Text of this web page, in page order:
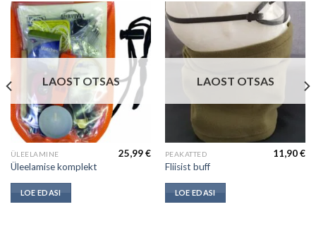
LAOST OTSAS
ÜLEELAMINE
Üleelamise komplekt
25,99€
LOE EDASI
LAOST OTSAS
PEAKATTED
Fliisist buff
11,90€
LOE EDASI